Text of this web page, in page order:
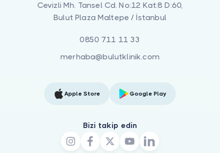
Cevizli Mh. Tansel Cd. No:12 Kat:8 D:60,
Bulut Plaza Maltepe / İstanbul
0850 711 11 33
merhaba@bulutklinik.com
Apple Store Google Play
Bizi takip edin